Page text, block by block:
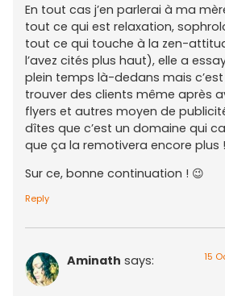
En tout cas j’en parlerai à ma
tout ce qui est relaxation,
tout ce qui touche à la zen-
l’avez cités plus haut), elle a
plein temps là-dedans mais
trouver des clients même après
flyers et autres moyen de
dîtes que c’est un domaine qui
que ça la remotivera encore plus !
Sur ce, bonne continuation ! 😉
Reply
Aminath says: 15